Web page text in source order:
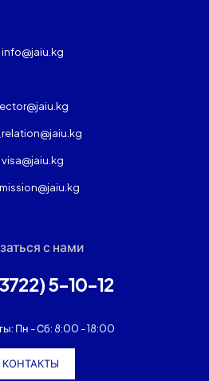
info@jaiu.kg
visa@jaiu.kg
с нами
5-10-12
Пн - Сб: 8:00 - 18:00
КОНТАКТЫ